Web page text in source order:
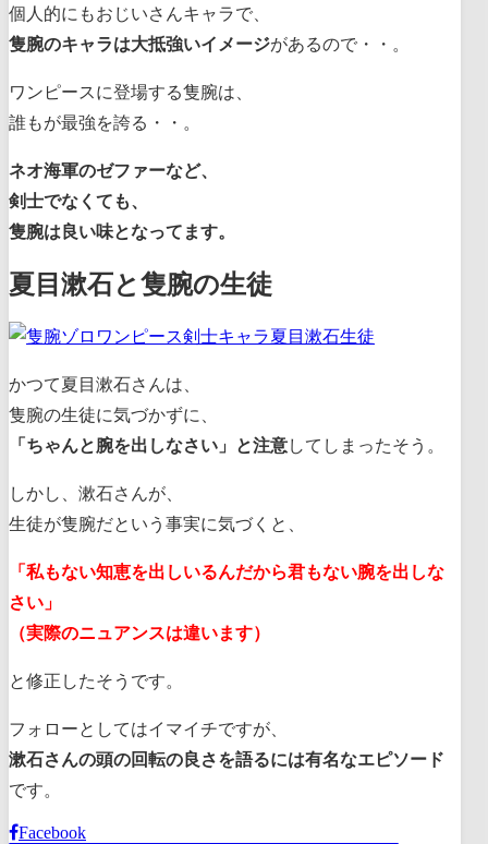
個人的にもおじいさんキャラで、
隻腕のキャラは大抵強いイメージがあるので・・。
ワンピースに登場する隻腕は、
誰もが最強を誇る・・。
ネオ海軍のゼファーなど、
剣士でなくても、
隻腕は良い味となってます。
夏目漱石と隻腕の生徒
かつて夏目漱石さんは、
隻腕の生徒に気づかずに、
「ちゃんと腕を出しなさい」と注意してしまったそう。
しかし、漱石さんが、
生徒が隻腕だという事実に気づくと、
「私もない知恵を出しいるんだから君もない腕を出しな
さい」
（実際のニュアンスは違います）
と修正したそうです。
フォローとしてはイマイチですが、
漱石さんの頭の回転の良さを語るには有名なエピソード
です。
Facebook